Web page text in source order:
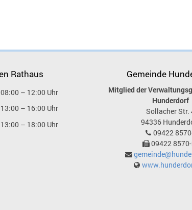
Rathaus
08:00 – 12:00 Uhr
13:00 – 16:00 Uhr
13:00 – 18:00 Uhr
Gemeinde
Mitglied der
Hunderdorf
Sollacher Str.
94336
09422
09422